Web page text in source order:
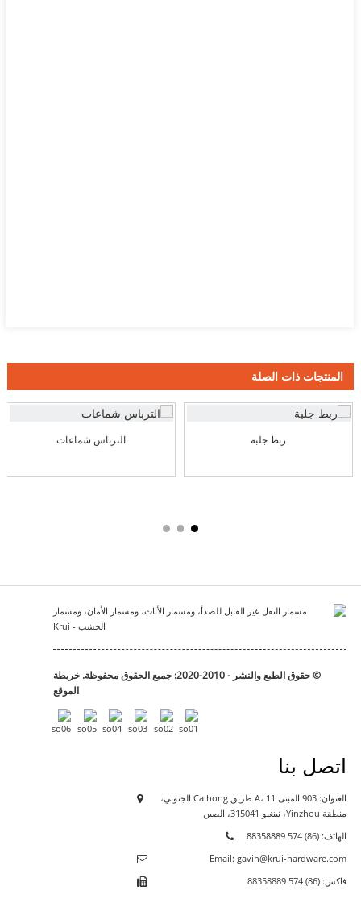
المنتجات ذات الصلة
الترباس شماعات ربط جلبة
© حقوق الطبع والنشر - 2010-2020: جميع الحقوق محفوظة.
خريطة
الموقع
اتصل بنا
العنوان: 903 المبنى A، 11 طريق Caihong الجنوبي،
منطقة Yinzhou، نينغبو 315041، الصين
الهاتف: (86) 574 88358889
Email: gavin@krui-hardware.com
فاكس: (86) 574 88358889